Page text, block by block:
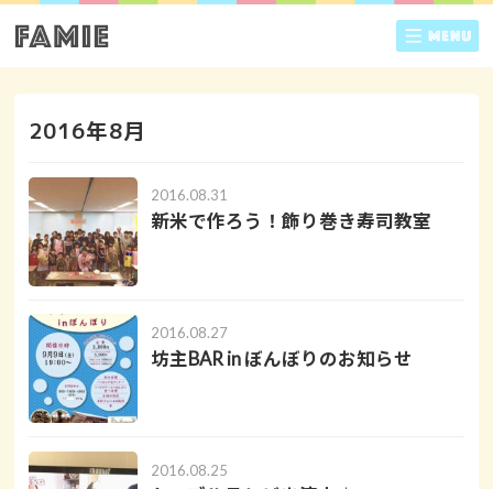
2016年8月
2016.08.31
新米で作ろう！飾り巻き寿司教室
2016.08.27
坊主BAR in ぼんぼりのお知らせ
2016.08.25